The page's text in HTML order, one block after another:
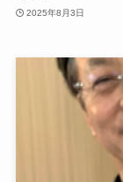
2025年8月3日